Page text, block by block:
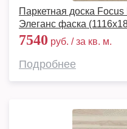
Паркетная доска
Элеганс фаска
7540 руб. / за кв. м.
Подробнее